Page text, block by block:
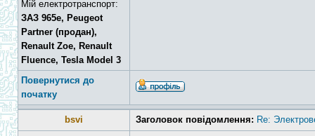
Мій електротранспорт:
ЗАЗ 965e, Peugeot
Partner (продан),
Renault Zoe, Renault
Fluence, Tesla Model 3
Повернутися до
початку
bsvi Заголовок повідомлення: Re: